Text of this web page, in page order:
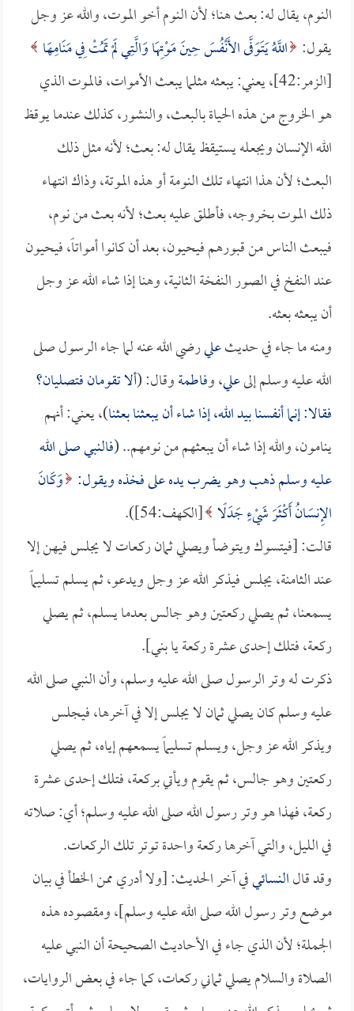
النوم، يقال له: بعث هنا؛ لأن النوم أخو الموت، والله عز وجل
يقول: اللَّهُ يَتَوَفَّى الأَنْفُسَ حِينَ مَوْتِهَا وَالَّتِي لَمْ تَمُتْ فِي مَنَامِهَا
[الزمر:42]، يعني: يبعثه مثلما يبعث الأموات، فالموت الذي
هو الخروج من هذه الحياة بالبعث، والنشور، كذلك عندما يوقظ
الله الإنسان ويجعله يستيقظ يقال له: بعث؛ لأنه مثل ذلك
البعث؛ لأن هذا انتهاء تلك النومة أو هذه الموتة، وذاك انتهاء
ذلك الموت بخروجه، فأطلق عليه بعث؛ لأنه بعث من نوم،
فيبعث الناس من قبورهم فيحيون، بعد أن كانوا أمواتاً، فيحيون
عند النفخ في الصور النفخة الثانية، وهنا إذا شاء الله عز وجل
أن يبعثه بعثه.
ومنه ما جاء في حديثعليرضي الله عنه لما جاء الرسول صلى
الله عليه وسلم إلىعلي، وفاطمةوقال: (ألا تقومان فتصليان؟
فقالا: إنما أنفسنا بيد الله، إذا شاء أن يبعثنا بعثنا)، يعني: أنهم
ينامون، والله إذا شاء أن يبعثهم من نومهم.. (فالنبي صلى الله
عليه وسلم ذهب وهو يضرب يده على فخذه ويقول: وَكَانَ
الإِنسَانُ أَكْثَرَ شَيْءٍ جَدَلًا [الكهف:54]).
قالت: [فيتسوك ويتوضأ ويصلي ثمان ركعات لا يجلس فيهن إلا
عند الثامنة، يجلس فيذكر الله عز وجل ويدعو، ثم يسلم تسليماً
يسمعنا، ثم يصلي ركعتين وهو جالس بعدما يسلم، ثم يصلي
ركعة، فتلك إحدى عشرة ركعة يا بني].
ذكرت له وتر الرسول صلى الله عليه وسلم، وأن النبي صلى الله
عليه وسلم كان يصلي ثمان لا يجلس إلا في آخرها، فيجلس
ويذكر الله عز وجل، ويسلم تسليماً يسمعهم إياه، ثم يصلي
ركعتين وهو جالس، ثم يقوم ويأتي بركعة، فتلك إحدى عشرة
ركعة، فهذا هو وتر رسول الله صلى الله عليه وسلم؛ أي: صلاته
في الليل، والتي آخرها ركعة واحدة توتر تلك الركعات.
وقد قالالنسائيفي آخر الحديث: [ولا أدري ممن الخطأ في بيان
موضع وتر رسول الله صلى الله عليه وسلم]، ومقصوده هذه
الجملة؛ لأن الذي جاء في الأحاديث الصحيحة أن النبي عليه
الصلاة والسلام يصلي ثماني ركعات، كما جاء في بعض الروايات،